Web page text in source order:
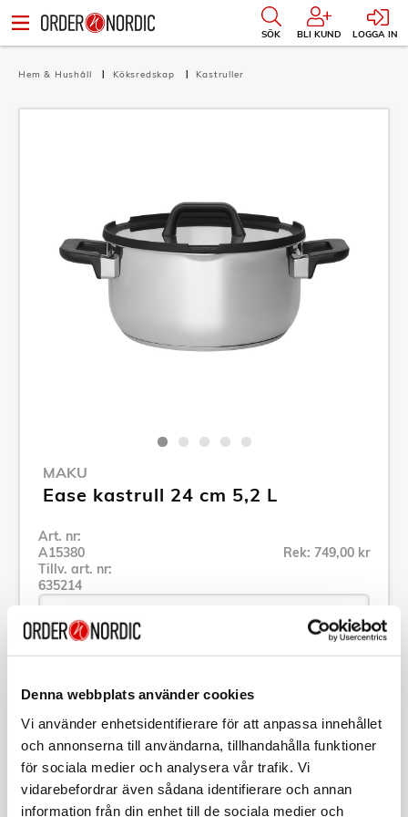
Denna webbplats använder cookies
Vi använder enhetsidentifierare för att anpassa innehållet
och annonserna till användarna, tillhandahålla funktioner
för sociala medier och analysera vår trafik. Vi
vidarebefordrar även sådana identifierare och annan
information från din enhet till de sociala medier och
SÖK BLI KUND LOGGA IN
Hem & Hushåll Köksredskap Kastruller
MAKU
Ease kastrull 24 cm 5,2 L
Art. nr:
A15380
Tillv. art. nr:
635214
Rek: 749,00 kr
Se alla produkter inom Maku
Specifikation
Beskrivning